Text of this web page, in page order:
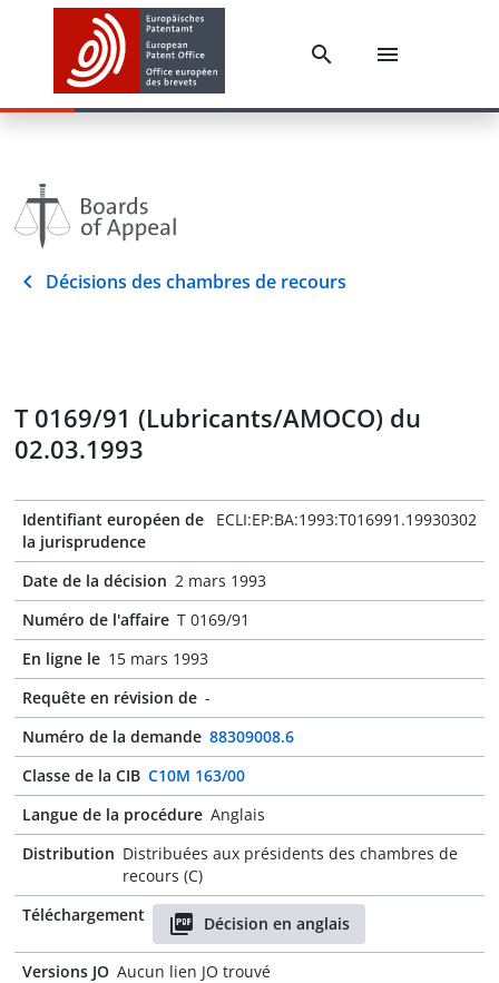
Décisions des chambres de recours
T 0169/91 (Lubricants/AMOCO) du
02.03.1993
Identifiant européen de
la jurisprudence
ECLI:EP:BA:1993:T016991.19930302
Date de la décision 2 mars 1993
Numéro de l'affaire T 0169/91
En ligne le 15 mars 1993
Requête en révision de -
Numéro de la demande 88309008.6
Classe de la CIB C10M 163/00
Langue de la procédure Anglais
Distribution Distribuées aux présidents des chambres de
recours (C)
Téléchargement
Décision en anglais
Versions JO Aucun lien JO trouvé